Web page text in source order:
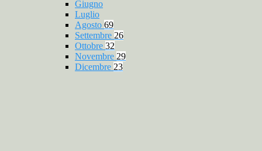
Giugno
Luglio
Agosto 69
Settembre 26
Ottobre 32
Novembre 29
Dicembre 23